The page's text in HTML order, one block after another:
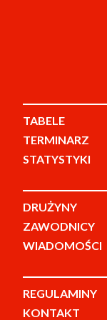
TABELE
TERMINARZ
STATYSTYKI
DRUŻYNY
ZAWODNICY
WIADOMOŚCI
REGULAMINY
KONTAKT